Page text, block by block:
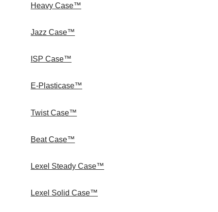
Heavy Case™
Jazz Case™
ISP Case™
E-Plasticase™
Twist Case™
Beat Case™
Lexel Steady Case™
Lexel Solid Case™